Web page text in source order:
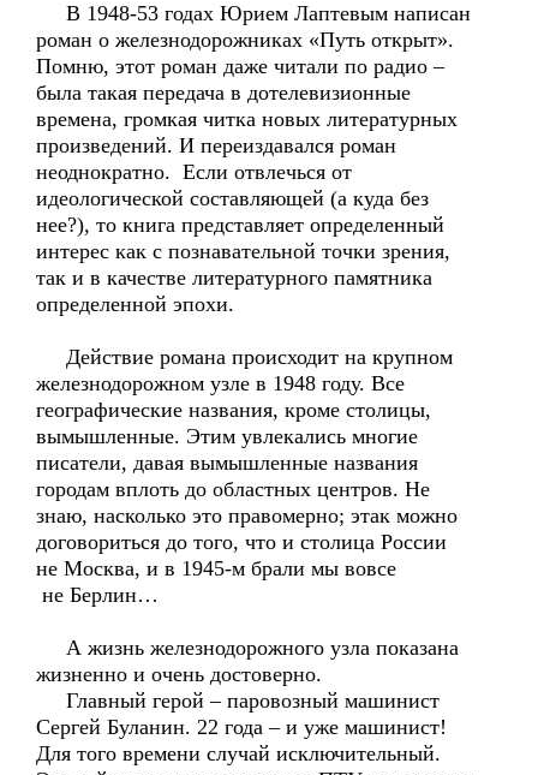
В 1948-53 годах Юрием Лаптевым написан
роман о железнодорожниках «Путь открыт».
Помню, этот роман даже читали по радио –
была такая передача в дотелевизионные
времена, громкая читка новых литературных
произведений. И переиздавался роман
неоднократно. Если отвлечься от
идеологической составляющей (а куда без
нее?), то книга представляет определенный
интерес как с познавательной точки зрения,
так и в качестве литературного памятника
определенной эпохи.
Действие романа происходит на крупном
железнодорожном узле в 1948 году. Все
географические названия, кроме столицы,
вымышленные. Этим увлекались многие
писатели, давая вымышленные названия
городам вплоть до областных центров. Не
знаю, насколько это правомерно; этак можно
договориться до того, что и столица России
не Москва, и в 1945-м брали мы вовсе
не Берлин…
А жизнь железнодорожного узла показана
жизненно и очень достоверно.
Главный герой – паровозный машинист
Сергей Буланин. 22 года – и уже машинист!
Для того времени случай исключительный.